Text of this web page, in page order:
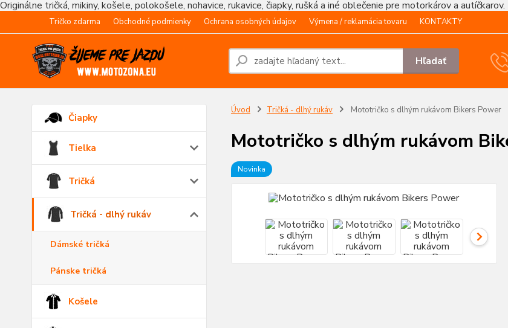
Originálne tričká, mikiny, košele, polokošele, nohavice, rukavice, čiapky, rušká a iné oblečenie pre motorkárov a autíčkarov.
Tričko zdarma Obchodné podmienky Ochrana osobných údajov Výmena / reklamácia tovaru KONTAKTY
Hľadať
Čiapky
Tielka
Tričká
Tričká - dlhý rukáv
Dámské tričká
Pánske tričká
Košele
Úvod Tričká - dlhý rukáv Mototričko s dlhým rukávom Bikers Power
Mototričko s dlhým rukávom
Novinka